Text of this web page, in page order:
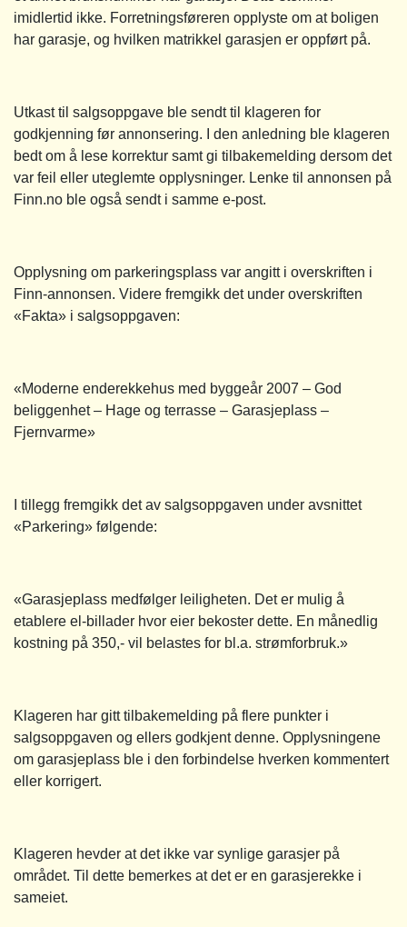
imidlertid ikke. Forretningsføreren opplyste om at boligen
har garasje, og hvilken matrikkel garasjen er oppført på.
Utkast til salgsoppgave ble sendt til klageren for
godkjenning før annonsering. I den anledning ble klageren
bedt om å lese korrektur samt gi tilbakemelding dersom det
var feil eller uteglemte opplysninger. Lenke til annonsen på
Finn.no ble også sendt i samme e-post.
Opplysning om parkeringsplass var angitt i overskriften i
Finn-annonsen. Videre fremgikk det under overskriften
«Fakta» i salgsoppgaven:
«Moderne enderekkehus med byggeår 2007 – God
beliggenhet – Hage og terrasse – Garasjeplass –
Fjernvarme»
I tillegg fremgikk det av salgsoppgaven under avsnittet
«Parkering» følgende:
«Garasjeplass medfølger leiligheten. Det er mulig å
etablere el-billader hvor eier bekoster dette. En månedlig
kostning på 350,- vil belastes for bl.a. strømforbruk.»
Klageren har gitt tilbakemelding på flere punkter i
salgsoppgaven og ellers godkjent denne. Opplysningene
om garasjeplass ble i den forbindelse hverken kommentert
eller korrigert.
Klageren hevder at det ikke var synlige garasjer på
området. Til dette bemerkes at det er en garasjerekke i
sameiet.